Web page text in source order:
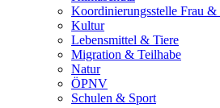
Koordinierungsstelle Frau &
Kultur
Lebensmittel & Tiere
Migration & Teilhabe
Natur
ÖPNV
Schulen & Sport